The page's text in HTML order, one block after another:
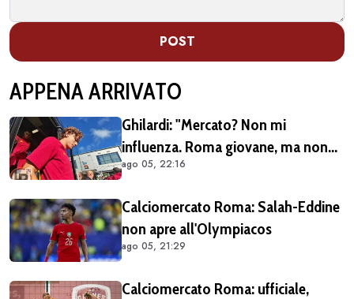
POST
APPENA ARRIVATO
Ghilardi: "Mercato? Non mi
influenza. Roma giovane, ma non
siamo alle prime armi"
ago 05, 22:16
Calciomercato Roma: Salah-Eddine
non apre all'Olympiacos
ago 05, 21:29
Calciomercato Roma: ufficiale,